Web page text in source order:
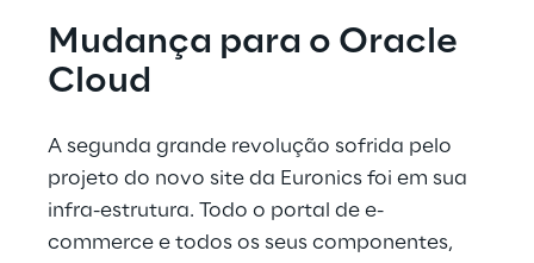
Mudança para o Oracle
Cloud
A segunda grande revolução sofrida pelo
projeto do novo site da Euronics foi em sua
infra-estrutura. Todo o portal de e-
commerce e todos os seus componentes,